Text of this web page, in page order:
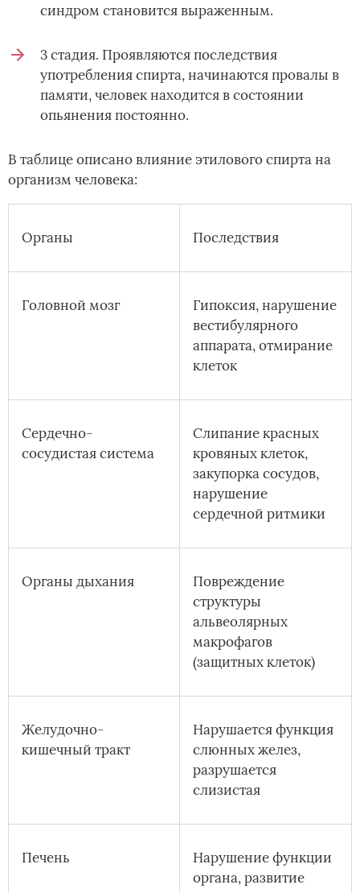
синдром становится выраженным.
3 стадия. Проявляются последствия
употребления спирта, начинаются провалы в
памяти, человек находится в состоянии
опьянения постоянно.
В таблице описано влияние этилового спирта на
организм человека:
Органы Последствия
Головной мозг
Гипоксия, нарушение
вестибулярного
аппарата, отмирание
клеток
Сердечно-
сосудистая система
Слипание красных
кровяных клеток,
закупорка сосудов,
нарушение
сердечной ритмики
Органы дыхания
Повреждение
структуры
альвеолярных
макрофагов
(защитных клеток)
Желудочно-
кишечный тракт
Нарушается функция
слюнных желез,
разрушается
слизистая
Печень
Нарушение функции
органа, развитие